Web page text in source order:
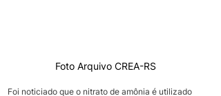
Foto Arquivo CREA-RS
Foi noticiado que o nitrato de amônia é utilizado